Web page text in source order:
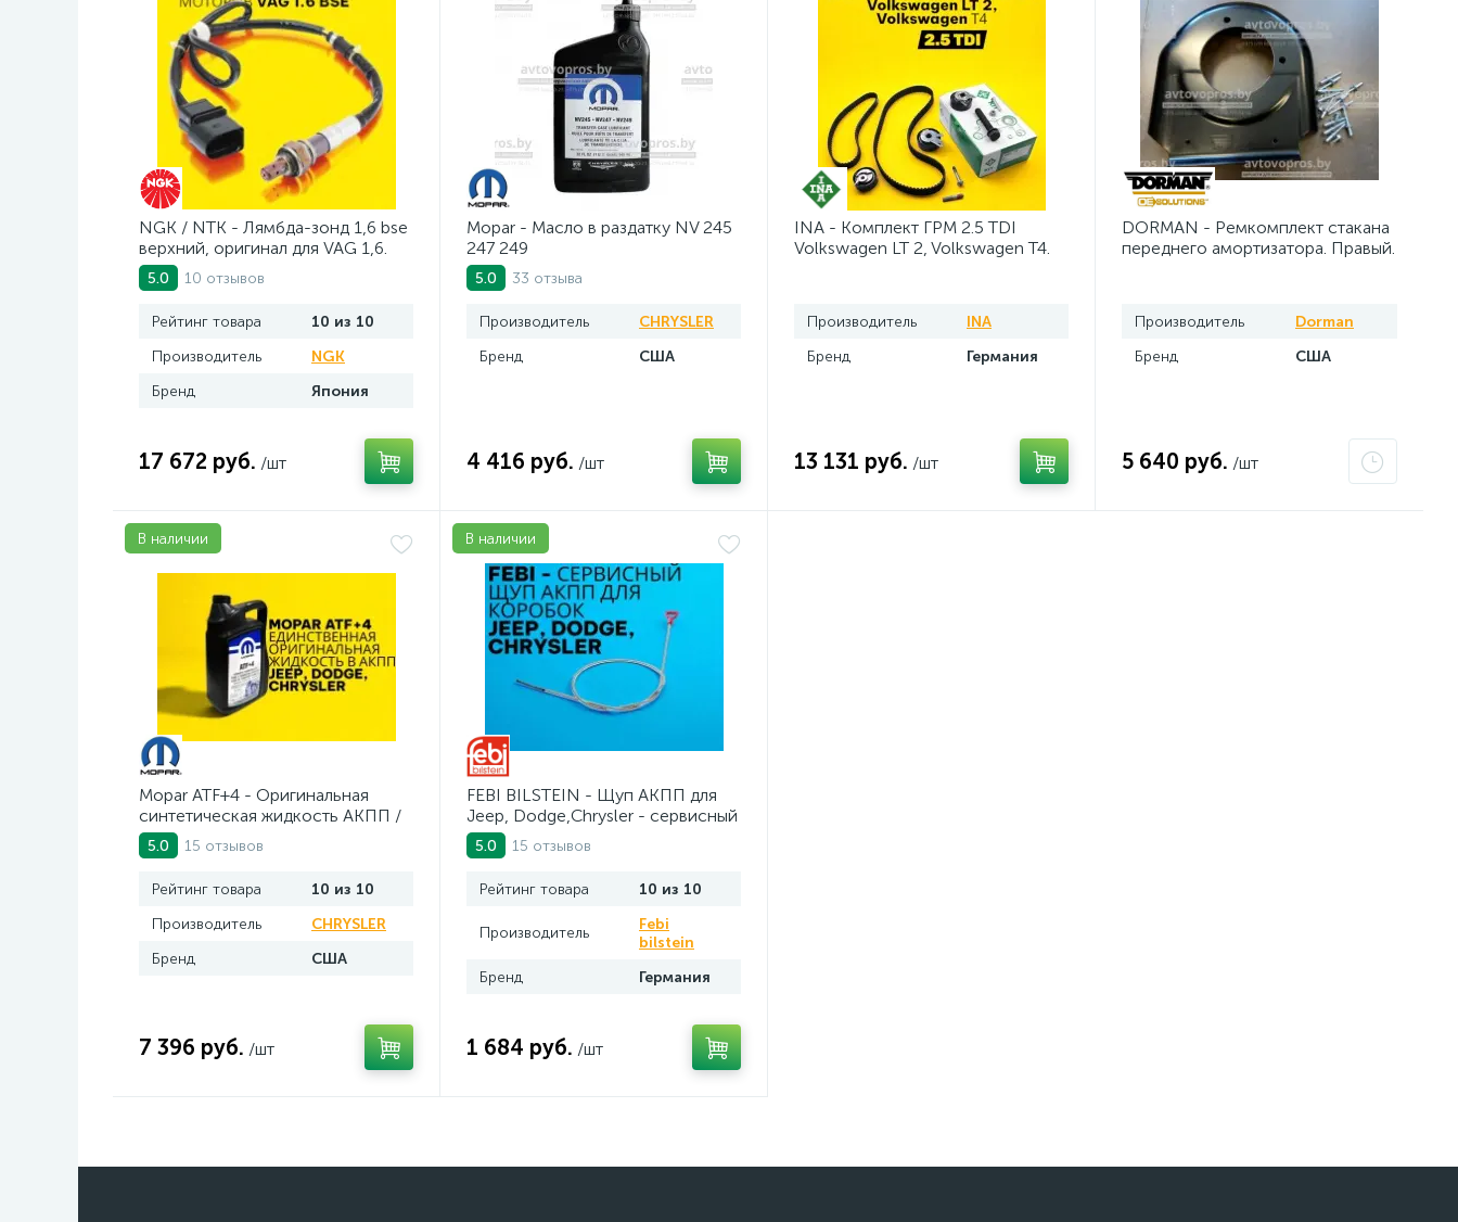
NGK / NTK - Лямбда-зонд 1,6 bse
верхний, оригинал для VAG 1,6.
Арт. AV2016BSE
5.0 10 отзывов
Рейтинг товара
10 из 10
Производитель
NGK
Бренд
Япония
17 672 руб. /шт
Mopar - Масло в раздатку NV 245
247 249
5.0 33 отзыва
Производитель
CHRYSLER
Бренд
США
4 416 руб. /шт
INA - Комплект ГРМ 2.5 TDI
Volkswagen LT 2, Volkswagen Т4.
Производитель
INA
Бренд
Германия
13 131 руб. /шт
DORMAN - Ремкомплект стакана
переднего амортизатора. Правый.
Производитель
Dorman
Бренд
США
5 640 руб. /шт
В наличии
Mopar ATF+4 - Оригинальная
синтетическая жидкость АКПП /
5 л.
5.0 15 отзывов
Рейтинг товара
10 из 10
Производитель
CHRYSLER
Бренд
США
7 396 руб. /шт
В наличии
FEBI BILSTEIN - Щуп АКПП для
Jeep, Dodge,Chrysler - сервисный
инструмент. AV10JDC
5.0 15 отзывов
Рейтинг товара 10 из 10
Производитель
Febi
bilstein
Бренд
Германия
1 684 руб. /шт